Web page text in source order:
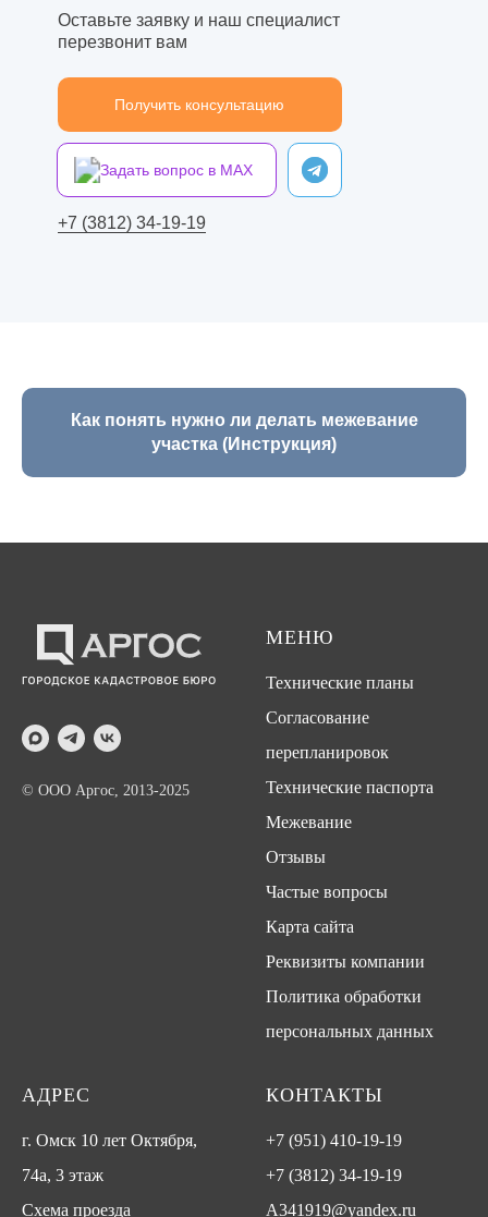
Оставьте заявку и наш специалист
перезвонит вам
Получить консультацию
+7 (3812) 34-19-19
Задать вопрос в MAX
Как понять нужно ли делать межевание
участка (Инструкция)
© ООО Аргос, 2013-2025
МЕНЮ
Технические планы
Согласование
перепланировок
Технические паспорта
Межевание
Отзывы
Частые вопросы
Карта сайта
Реквизиты компании
Политика обработки
персональных данных
АДРЕС
г. Омск 10 лет Октября,
74а, 3 этаж
Схема проезда
КОНТАКТЫ
+7 (951) 410-19-19
+7 (3812) 34-19-19
A341919@yandex.ru